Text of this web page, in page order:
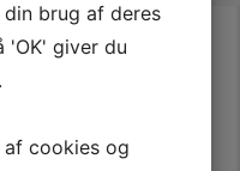
brug af deres
'OK' giver du
cookies og